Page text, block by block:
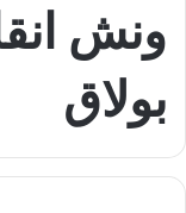
ونش
بولاق